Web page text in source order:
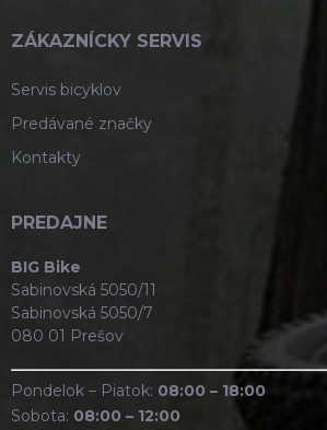
ZÁKAZNÍCKY SERVIS
Servis bicyklov
Predávané značky
Kontakty
PREDAJNE
BIG Bike
Sabinovská 5050/11
Sabinovská 5050/7
080 01 Prešov
Pondelok – Piatok: 08:00 – 18:00
Sobota: 08:00 – 12:00